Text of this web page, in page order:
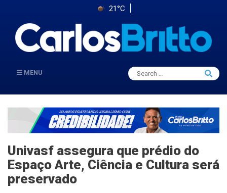
21°C
MENU
Search
for:
Search
Univasf assegura que prédio do
Espaço Arte, Ciência e Cultura será
preservado